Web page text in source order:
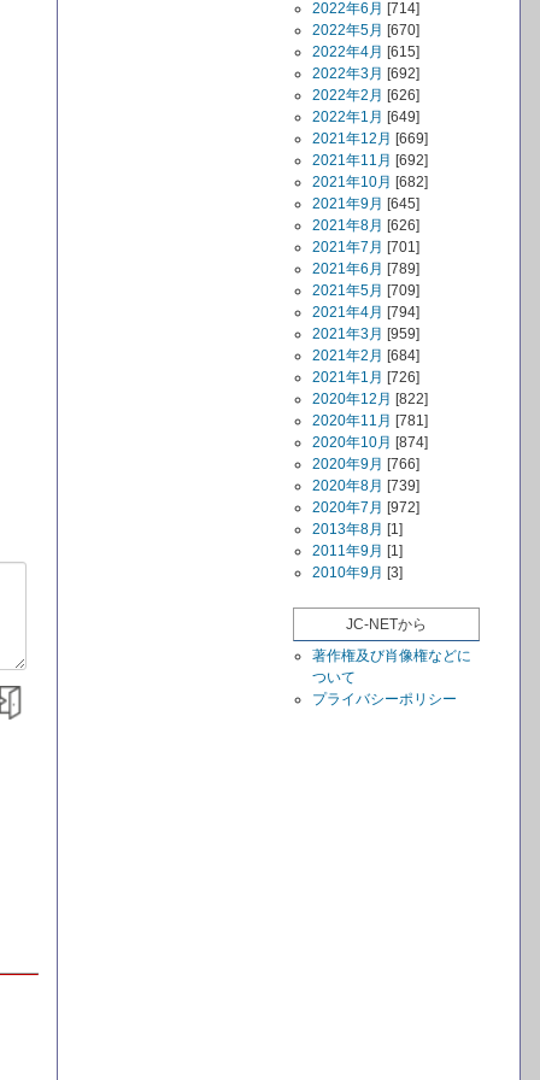
2022年6月 [714]
2022年5月 [670]
2022年4月 [615]
2022年3月 [692]
2022年2月 [626]
2022年1月 [649]
2021年12月 [669]
2021年11月 [692]
2021年10月 [682]
2021年9月 [645]
2021年8月 [626]
2021年7月 [701]
2021年6月 [789]
2021年5月 [709]
2021年4月 [794]
2021年3月 [959]
2021年2月 [684]
2021年1月 [726]
2020年12月 [822]
2020年11月 [781]
2020年10月 [874]
2020年9月 [766]
2020年8月 [739]
2020年7月 [972]
2013年8月 [1]
2011年9月 [1]
2010年9月 [3]
JC-NETから
著作権及び肖像権などに
ついて
プライバシーポリシー